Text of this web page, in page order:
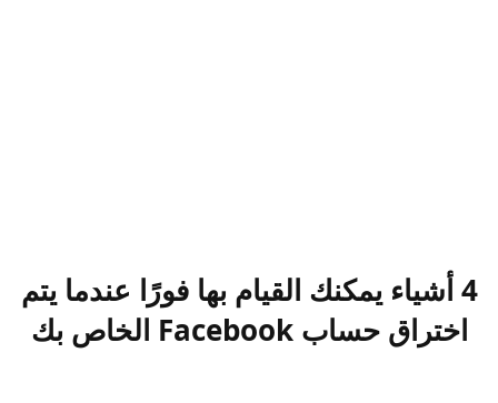
4 أشياء يمكنك القيام بها فورًا عندما يتم
اختراق حساب Facebook الخاص بك